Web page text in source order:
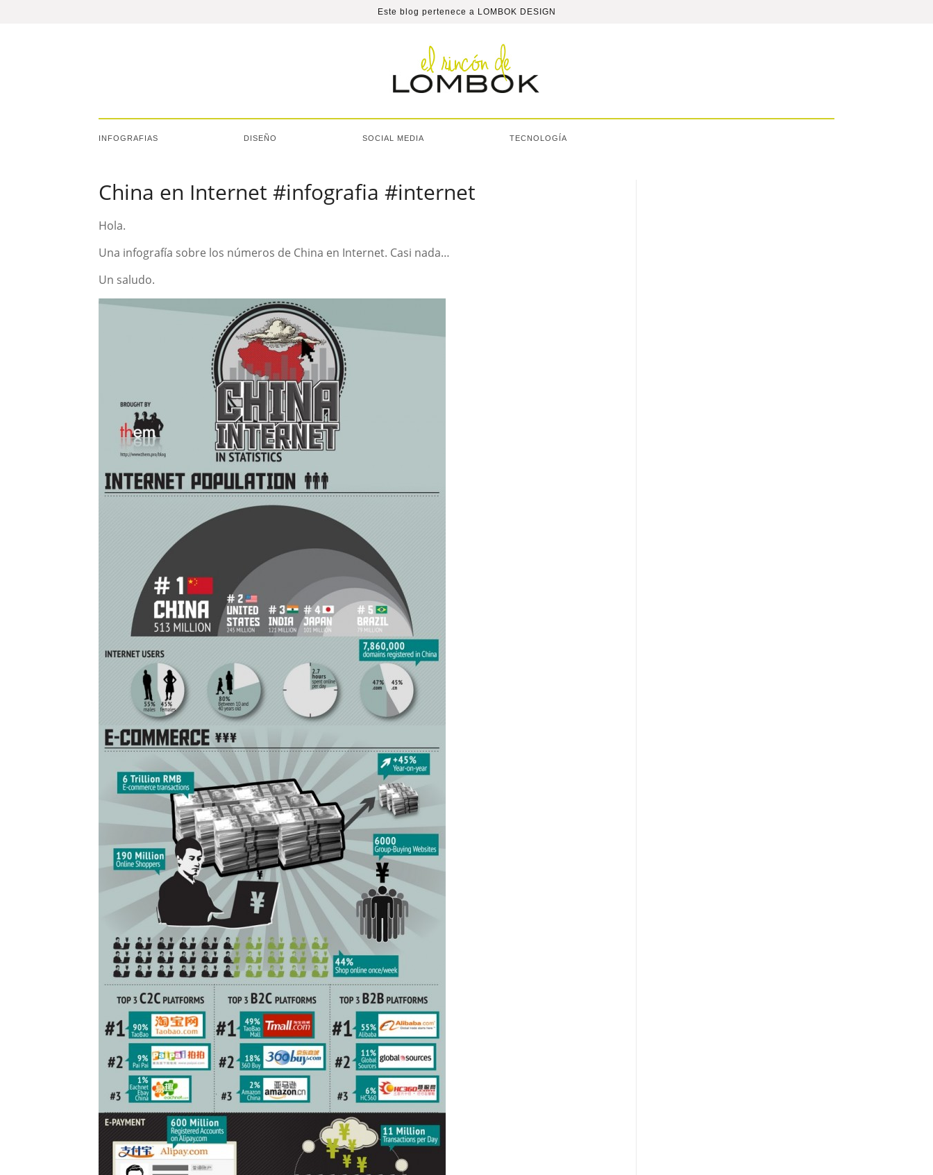
Este blog pertenece a LOMBOK DESIGN
INFOGRAFIAS DISEÑO SOCIAL MEDIA TECNOLOGÍA
China en Internet #infografia #internet
Hola.
Una infografía sobre los números de China en Internet. Casi nada…
Un saludo.